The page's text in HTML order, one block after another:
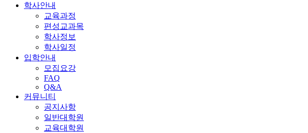
학사안내
교육과정
편성교과목
학사정보
학사일정
입학안내
모집요강
FAQ
Q&A
커뮤니티
공지사항
일반대학원
교육대학원